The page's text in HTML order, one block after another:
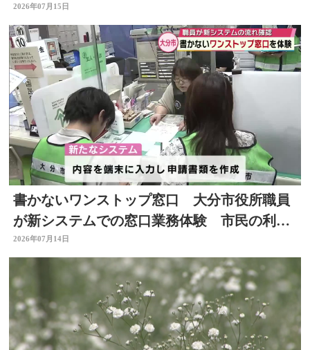
りをPR 大分
2026年07月15日
書かないワンストップ窓口 大分市役所職員
が新システムでの窓口業務体験 市民の利便
性向上と業務効率化へ
2026年07月14日